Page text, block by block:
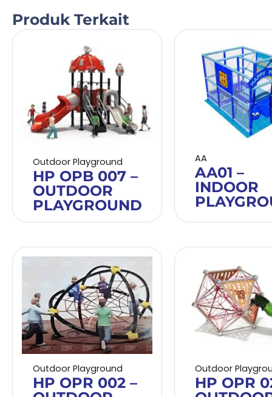
Produk Terkait
Outdoor Playground
HP OPB 007 –
OUTDOOR
PLAYGROUND
AA
AA01 –
INDOOR
Outdoor Playground
HP OPR 002 –
Outdoor
HP OPR